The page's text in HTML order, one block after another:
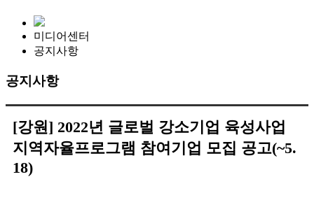
미디어센터
공지사항
공지사항
[강원] 2022년 글로벌 강소기업 육성사업
지역자율프로그램 참여기업 모집 공고(~5.
18)